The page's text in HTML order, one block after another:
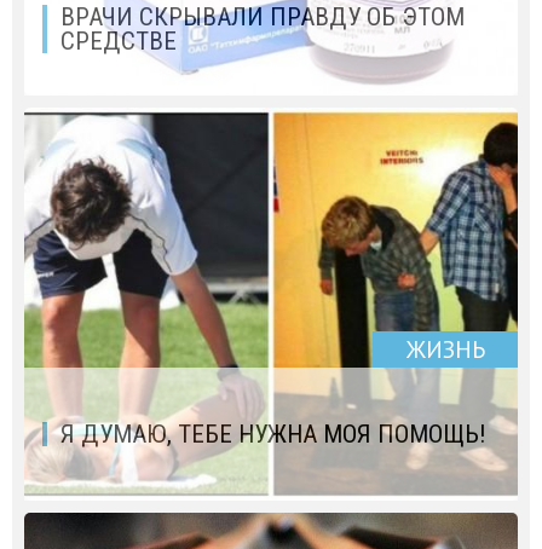
ВРАЧИ СКРЫВАЛИ ПРАВДУ ОБ ЭТОМ
СРЕДСТВЕ
ЖИЗНЬ
Я ДУМАЮ, ТЕБЕ НУЖНА МОЯ ПОМОЩЬ!